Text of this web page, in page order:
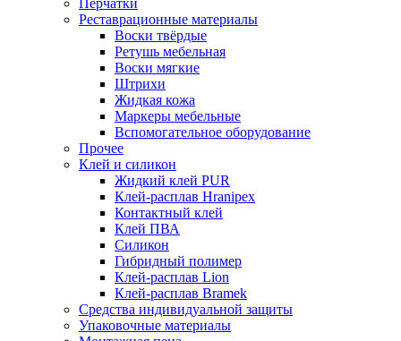
Реставрационные материалы
Воски твёрдые
Ретушь мебельная
Воски мягкие
Штрихи
Жидкая кожа
Маркеры мебельные
Вспомогательное оборудование
Прочее
Клей и силикон
Жидкий клей PUR
Клей-расплав Hranipex
Контактный клей
Клей ПВА
Силикон
Гибридный полимер
Клей-расплав Lion
Клей-расплав Bramek
Средства индивидуальной защиты
Упаковочные материалы